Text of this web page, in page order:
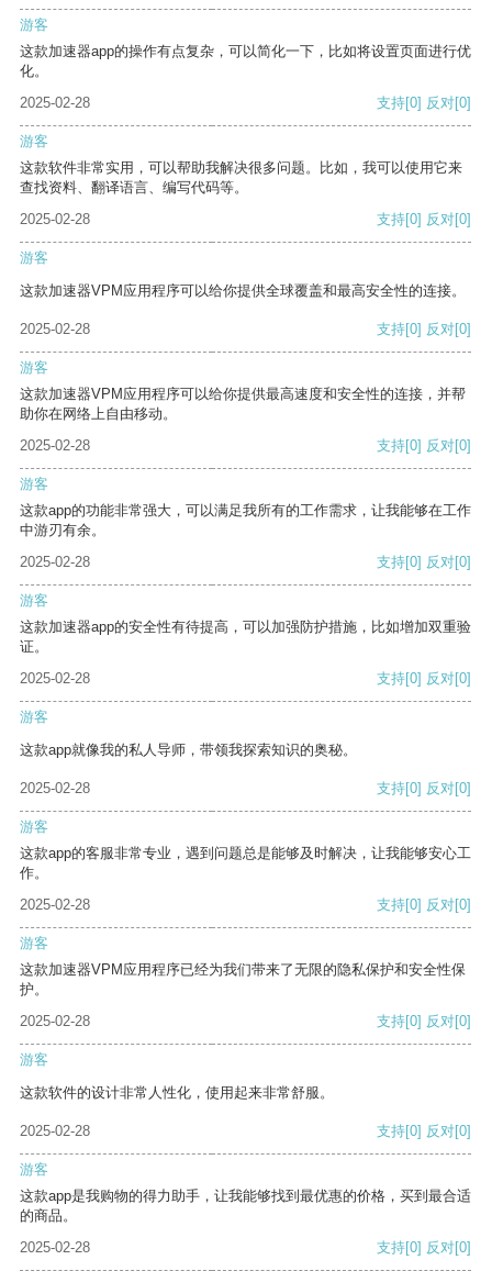
游客
这款加速器app的操作有点复杂，可以简化一下，比如将设置页面进行优
化。
2025-02-28
支持[0] 反对[0]
游客
这款软件非常实用，可以帮助我解决很多问题。比如，我可以使用它来
查找资料、翻译语言、编写代码等。
2025-02-28
支持[0] 反对[0]
游客
这款加速器VPM应用程序可以给你提供全球覆盖和最高安全性的连接。
2025-02-28 支持[0] 反对[0]
游客
这款加速器VPM应用程序可以给你提供最高速度和安全性的连接，并帮
助你在网络上自由移动。
2025-02-28
支持[0] 反对[0]
游客
这款app的功能非常强大，可以满足我所有的工作需求，让我能够在工作
中游刃有余。
2025-02-28
支持[0] 反对[0]
游客
这款加速器app的安全性有待提高，可以加强防护措施，比如增加双重验
证。
2025-02-28
支持[0] 反对[0]
游客
这款app就像我的私人导师，带领我探索知识的奥秘。
2025-02-28 支持[0] 反对[0]
游客
这款app的客服非常专业，遇到问题总是能够及时解决，让我能够安心工
作。
2025-02-28
支持[0] 反对[0]
游客
这款加速器VPM应用程序已经为我们带来了无限的隐私保护和安全性保
护。
2025-02-28
支持[0] 反对[0]
游客
这款软件的设计非常人性化，使用起来非常舒服。
2025-02-28 支持[0] 反对[0]
游客
这款app是我购物的得力助手，让我能够找到最优惠的价格，买到最合适
的商品。
2025-02-28
支持[0] 反对[0]